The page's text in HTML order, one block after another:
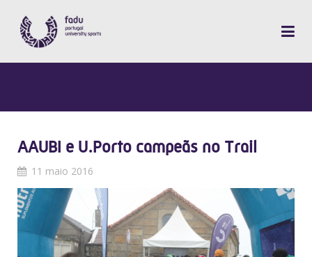
AAUBI e U.Porto campeãs no Trail
11 maio 2016